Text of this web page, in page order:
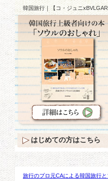
韓国旅行｜【コ・ジュニ
旅行のプロ元CAによる韓国旅行
はじめての方はこちら